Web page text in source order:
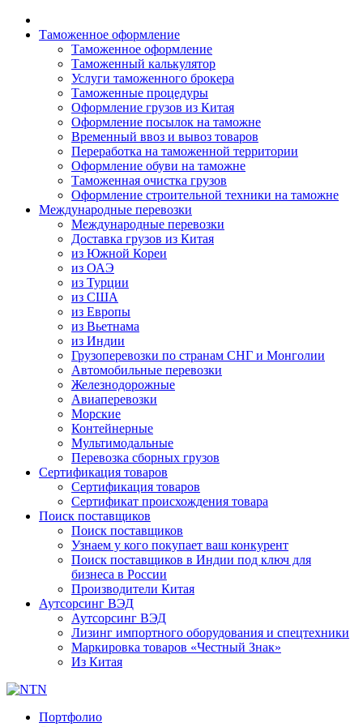
Таможенное оформление
Таможенное оформление
Таможенный калькулятор
Услуги таможенного брокера
Таможенные процедуры
Оформление грузов из Китая
Оформление посылок на таможне
Временный ввоз и вывоз товаров
Переработка на таможенной территории
Оформление обуви на таможне
Таможенная очистка грузов
Оформление строительной техники на таможне
Международные перевозки
Международные перевозки
Доставка грузов из Китая
из Южной Кореи
из ОАЭ
из Турции
из США
из Европы
из Вьетнама
из Индии
Грузоперевозки по странам СНГ и Монголии
Автомобильные перевозки
Железнодорожные
Авиаперевозки
Морские
Контейнерные
Мультимодальные
Перевозка сборных грузов
Сертификация товаров
Сертификация товаров
Сертификат происхождения товара
Поиск поставщиков
Поиск поставщиков
Узнаем у кого покупает ваш конкурент
Поиск поставщиков в Индии под ключ для
бизнеса в России
Производители Китая
Аутсорсинг ВЭД
Аутсорсинг ВЭД
Лизинг импортного оборудования и спецтехники
Маркировка товаров «Честный Знак»
Из Китая
Портфолио